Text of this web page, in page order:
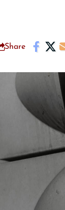
Share